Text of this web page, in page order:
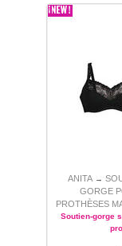
ANITA →
GORGE
PROTHÈSES
Soutien-gorge